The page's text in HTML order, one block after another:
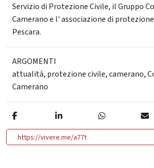
Servizio di Protezione Civile, il Gruppo
Camerano e l' associazione di
Pescara.
ARGOMENTI
attualità, protezione civile,camerano,
Camerano
https://vivere.me/a77t